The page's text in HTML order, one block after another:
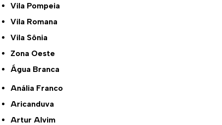
Vila Pompeia
Vila Romana
Vila Sônia
Zona Oeste
Água Branca
Anália Franco
Aricanduva
Artur Alvim